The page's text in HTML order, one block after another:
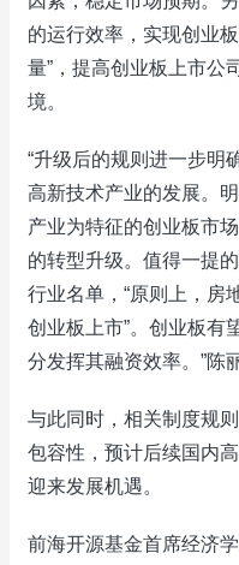
的运行效率，实现创业
量”，提高创业板上市公
境。
“升级后的规则进一步明
高新技术产业的发展。
产业为特征的创业板市
的转型升级。值得一提
行业名单，“原则上，房
创业板上市”。创业板有
分发挥其融资效率。”陈
与此同时，相关制度规
包容性，预计后续国内
迎来发展机遇。
前海开源基金首席经济